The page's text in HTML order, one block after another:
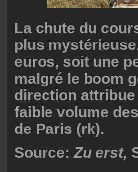
La chute du
plus
euros, soit une
malgré le boom
direction
faible volume
de Paris (rk).
Source:Zu erst,